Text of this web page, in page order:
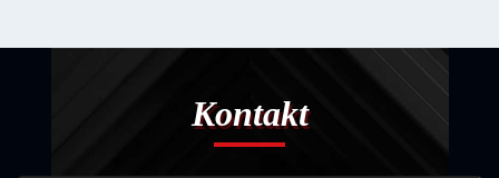
Kontakt